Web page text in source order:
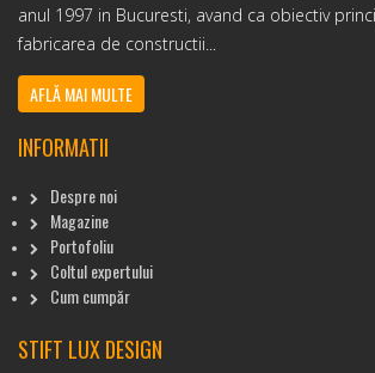
anul 1997 in Bucuresti, avand ca obiectiv
fabricarea de constructii...
AFLĂ MAI MULTE
INFORMATII
Despre noi
Magazine
Portofoliu
Coltul expertului
Cum cumpăr
STIFT LUX DESIGN